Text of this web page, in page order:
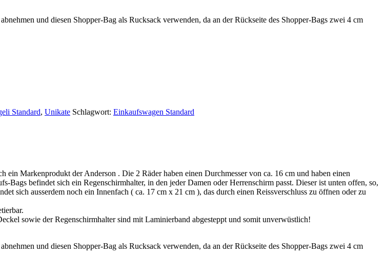
und diesen Shopper-Bag als Rucksack verwenden, da an der Rückseite des Shopper-Bags zwei 4 cm
Standard, Unikate Schlagwort: Einkaufswagen Standard
Markenprodukt der Anderson . Die 2 Räder haben einen Durchmesser von ca. 16 cm und haben einen
befindet sich ein Regenschirmhalter, in den jeder Damen oder Herrenschirm passt. Dieser ist unten offen, so,
sich ausserdem noch ein Innenfach ( ca. 17 cm x 21 cm ), das durch einen Reissverschluss zu öffnen oder zu
sowie der Regenschirmhalter sind mit Laminierband abgesteppt und somit unverwüstlich!
und diesen Shopper-Bag als Rucksack verwenden, da an der Rückseite des Shopper-Bags zwei 4 cm